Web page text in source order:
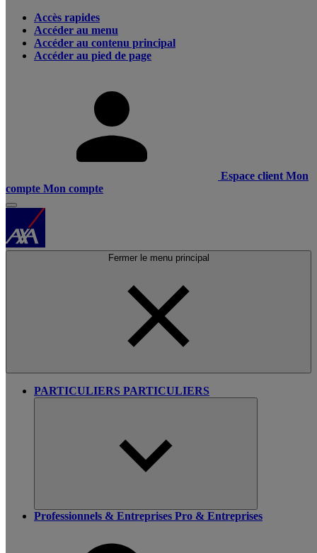
Accès rapides
Accéder au menu
Accéder au contenu principal
Accéder au pied de page
Espace client Mon
compte Mon compte
Fermer le menu principal
PARTICULIERS PARTICULIERS
Professionnels & Entreprises Pro & Entreprises